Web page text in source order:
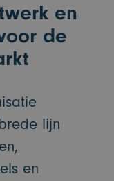
en
de
lijn
en